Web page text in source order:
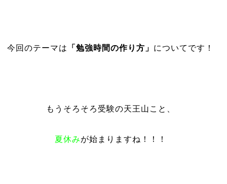
今回のテーマは 「勉強時間の作り方」 についてです！
もうそろそろ受験の天王山こと、
夏休みが始まりますね！！！